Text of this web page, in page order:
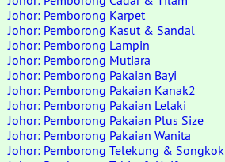
Johor: Pemborong Karpet
Johor: Pemborong Kasut & Sandal
Johor: Pemborong Lampin
Johor: Pemborong Mutiara
Johor: Pemborong Pakaian Bayi
Johor: Pemborong Pakaian Kanak2
Johor: Pemborong Pakaian Lelaki
Johor: Pemborong Pakaian Plus Size
Johor: Pemborong Pakaian Wanita
Johor: Pemborong Telekung & Songkok